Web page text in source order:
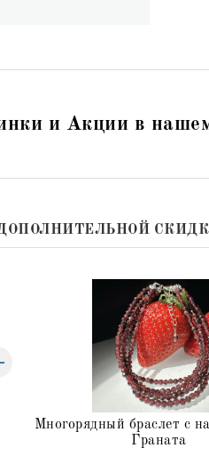
и Акции в
Многорядный браслет с
Граната